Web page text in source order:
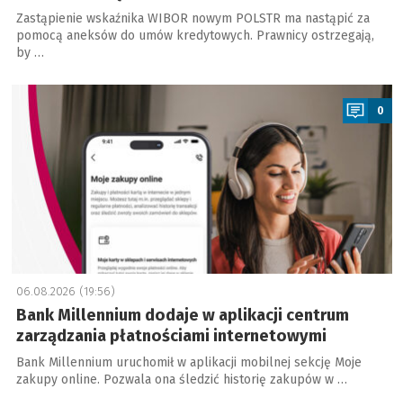
Zastąpienie wskaźnika WIBOR nowym POLSTR ma nastąpić za
pomocą aneksów do umów kredytowych. Prawnicy ostrzegają,
by …
0
06.08.2026 (19:56)
Bank Millennium dodaje w aplikacji centrum
zarządzania płatnościami internetowymi
Bank Millennium uruchomił w aplikacji mobilnej sekcję Moje
zakupy online. Pozwala ona śledzić historię zakupów w …